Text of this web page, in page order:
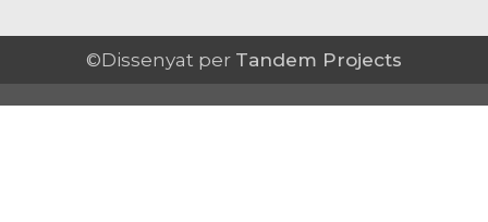
©Dissenyat per Tandem Projects